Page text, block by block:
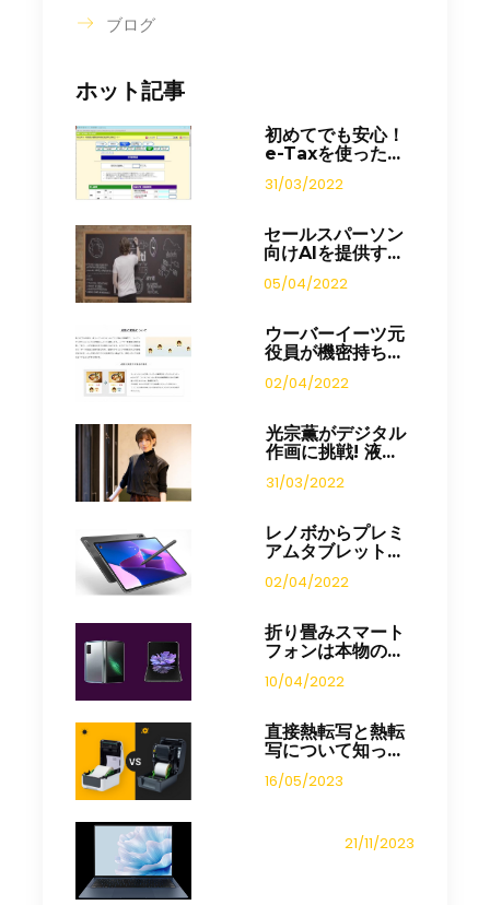
ブログ
ホット記事
初めてでも安心！
e-Taxを使った...
31/03/2022
セールスパーソン
向けAIを提供す...
05/04/2022
ウーバーイーツ元
役員が機密持ち...
02/04/2022
光宗薫がデジタル
作画に挑戦! 液...
31/03/2022
レノボからプレミ
アムタブレット...
02/04/2022
折り畳みスマート
フォンは本物の...
10/04/2022
直接熱転写と熱転
写について知っ...
16/05/2023
21/11/2023